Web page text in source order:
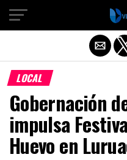
LOCAL
Gobernación
impulsa
Huevo en
Salir de